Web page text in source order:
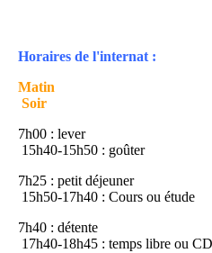
Horaires de l'internat :
Matin
Soir
7h00
15h40-15h50 : goûter
7h25 :
15h50-17h40 : Cours ou étude
7h40 :
17h40-18h45 : temps libre ou